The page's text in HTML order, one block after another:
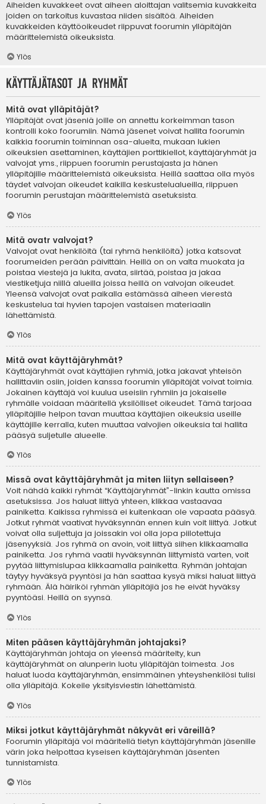
Aiheiden kuvakkeet ovat aiheen aloittajan valitsemia kuvakkeita
joiden on tarkoitus kuvastaa niiden sisältöä. Aiheiden
kuvakkeiden käyttöoikeudet riippuvat foorumin ylläpitäjän
määrittelemistä oikeuksista.
Ylös
Käyttäjätasot ja ryhmät
Mitä ovat ylläpitäjät?
Ylläpitäjät ovat jäseniä joille on annettu korkeimman tason
kontrolli koko foorumiin. Nämä jäsenet voivat hallita foorumin
kaikkia foorumin toiminnan osa-alueita, mukaan lukien
oikeuksien asettaminen, käyttäjien porttikiellot, käyttäjäryhmät ja
valvojat yms., riippuen foorumin perustajasta ja hänen
ylläpitäjille määrittelemistä oikeuksista. Heillä saattaa olla myös
täydet valvojan oikeudet kaikilla keskustelualueilla, riippuen
foorumin perustajan määrittelemistä asetuksista.
Ylös
Mitä ovatr valvojat?
Valvojat ovat henkilöitä (tai ryhmä henkilöitä) jotka katsovat
foorumeiden perään päivittäin. Heillä on on valta muokata ja
poistaa viestejä ja lukita, avata, siirtää, poistaa ja jakaa
viestiketjuja niillä alueilla joissa heillä on valvojan oikeudet.
Yleensä valvojat ovat paikalla estämässä aiheen vierestä
keskustelua tai hyvien tapojen vastaisen materiaalin
lähettämistä.
Ylös
Mitä ovat käyttäjäryhmät?
Käyttäjäryhmät ovat käyttäjien ryhmiä, jotka jakavat yhteisön
hallittaviin osiin, joiden kanssa foorumin ylläpitäjät voivat toimia.
Jokainen käyttäjä voi kuulua useisiin ryhmiin ja jokaiselle
ryhmälle voidaan määritellä yksilölliset oikeudet. Tämä tarjoaa
ylläpitäjille helpon tavan muuttaa käyttäjien oikeuksia useille
käyttäjille kerralla, kuten muuttaa valvojien oikeuksia tai hallita
pääsyä suljetulle alueelle.
Ylös
Missä ovat käyttäjäryhmät ja miten liityn sellaiseen?
Voit nähdä kaikki ryhmät “Käyttäjäryhmät”-linkin kautta omissa
asetuksissa. Jos haluat liittyä yhteen, klikkaa vastaavaa
painiketta. Kaikissa ryhmissä ei kuitenkaan ole vapaata pääsyä.
Jotkut ryhmät vaativat hyväksynnän ennen kuin voit liittyä. Jotkut
voivat olla suljettuja ja joissakin voi olla jopa piilotettuja
jäsenyyksiä. Jos ryhmä on avoin, voit liittyä siihen klikkaamalla
painiketta. Jos ryhmä vaatii hyväksynnän liittymistä varten, voit
pyytää liittymislupaa klikkaamalla painiketta. Ryhmän johtajan
täytyy hyväksyä pyyntösi ja hän saattaa kysyä miksi haluat liittyä
ryhmään. Älä häiriköi ryhmän ylläpitäjiä jos he eivät hyväksy
pyyntöäsi. Heillä on syynsä.
Ylös
Miten pääsen käyttäjäryhmän johtajaksi?
Käyttäjäryhmän johtaja on yleensä määritelty, kun
käyttäjäryhmät on alunperin luotu ylläpitäjän toimesta. Jos
haluat luoda käyttäjäryhmän, ensimmäinen yhteyshenkilösi tulisi
olla ylläpitäjä. Kokeile yksityisviestin lähettämistä.
Ylös
Miksi jotkut käyttäjäryhmät näkyvät eri väreillä?
Foorumin ylläpitäjä voi määritellä tietyn käyttäjäryhmän jäsenille
värin joka helpottaa kyseisen käyttäjäryhmän jäsenten
tunnistamista.
Ylös